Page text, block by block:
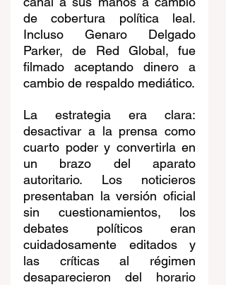
de cobertura política leal.
Incluso Genaro Delgado
Parker, de Red Global, fue
filmado aceptando dinero a
cambio de respaldo mediático.
La estrategia era clara:
desactivar a la prensa como
cuarto poder y convertirla en
un brazo del aparato
autoritario. Los noticieros
presentaban la versión oficial
sin cuestionamientos, los
debates políticos eran
cuidadosamente editados y
las críticas al régimen
desaparecieron del horario